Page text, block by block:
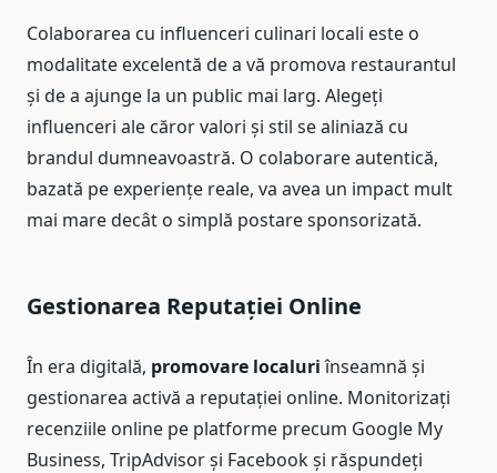
Colaborarea cu influenceri culinari locali este o
modalitate excelentă de a vă promova restaurantul
și de a ajunge la un public mai larg. Alegeți
influenceri ale căror valori și stil se aliniază cu
brandul dumneavoastră. O colaborare autentică,
bazată pe experiențe reale, va avea un impact mult
mai mare decât o simplă postare sponsorizată.
Gestionarea Reputației Online
În era digitală, promovare localuriînseamnă și
gestionarea activă a reputației online. Monitorizați
recenziile online pe platforme precum Google My
Business, TripAdvisor și Facebook și răspundeți